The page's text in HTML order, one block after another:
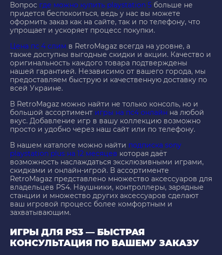
Вопрос где можно купить playstation 5 больше не
придется беспокоиться, ведь у нас вы можете
оформить заказ как на сайте, так и по телефону, что
упрощает и ускоряет процесс покупки.
Цена пс 4 слим в RetroMagaz всегда на уровне, а
также доступны выгодные скидки и акции. Качество и
оригинальность каждого товара подтверждены
нашей гарантией. Независимо от вашего города, мы
предоставляем быструю и качественную доставку по
всей Украине.
В RetroMagaz можно найти не только консоль, но и
большой ассортимент игры на пс4 онлайн на любой
вкус. Добавление игр в вашу коллекцию возможно
просто и удобно через наш сайт или по телефону.
В нашем каталоге можно найти подписка sony
playstation plus на 12 месяцев которая даёт
возможность наслаждаться эксклюзивными играми,
скидками и онлайн-игрой. В ассортименте
RetroMagaz представлено множество аксессуаров для
владельцев PS4. Наушники, контроллеры, зарядные
станции и множество других аксессуаров сделают
ваш игровой процесс более комфортным и
захватывающим.
ИГРЫ ДЛЯ PS3 — БЫСТРАЯ
КОНСУЛЬТАЦИЯ ПО ВАШЕМУ ЗАКАЗУ